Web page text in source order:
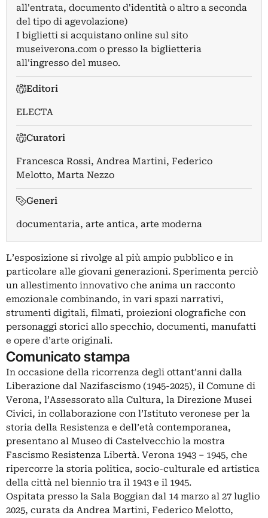
all'entrata, documento d'identità o altro a seconda
del tipo di agevolazione)
I biglietti si acquistano online sul sito
museiverona.com o presso la biglietteria
all'ingresso del museo.
Editori
ELECTA
Curatori
Francesca Rossi, Andrea Martini, Federico
Melotto, Marta Nezzo
Generi
documentaria, arte antica, arte moderna
L’esposizione si rivolge al più ampio pubblico e in
particolare alle giovani generazioni. Sperimenta perciò
un allestimento innovativo che anima un racconto
emozionale combinando, in vari spazi narrativi,
strumenti digitali, filmati, proiezioni olografiche con
personaggi storici allo specchio, documenti, manufatti
e opere d’arte originali.
Comunicato stampa
In occasione della ricorrenza degli ottant’anni dalla
Liberazione dal Nazifascismo (1945-2025), il Comune di
Verona, l’Assessorato alla Cultura, la Direzione Musei
Civici, in collaborazione con l’Istituto veronese per la
storia della Resistenza e dell’età contemporanea,
presentano al Museo di Castelvecchio la mostra
Fascismo Resistenza Libertà. Verona 1943 – 1945, che
ripercorre la storia politica, socio-culturale ed artistica
della città nel biennio tra il 1943 e il 1945.
Ospitata presso la Sala Boggian dal 14 marzo al 27 luglio
2025, curata da Andrea Martini, Federico Melotto,